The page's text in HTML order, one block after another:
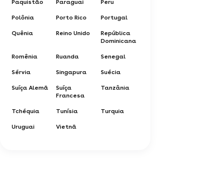
Paquistão Paraguai Peru
Polônia Porto Rico Portugal
Quênia Reino Unido
República
Dominicana
Romênia Ruanda Senegal
Sérvia Singapura Suécia
Suíça Alemã
Suíça
Francesa
Tanzânia
Tchéquia Tunísia Turquia
Uruguai Vietnã